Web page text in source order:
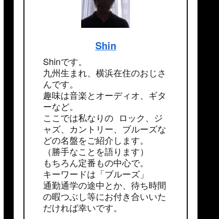
Shin
Shinです。
九州生まれ、横浜在住のおじさ
んです。
趣味は音楽とオーディオ、ギタ
ーなど。
ここでは私なりの ロック、ジ
ャズ、カントリー、ブルーズな
どの名盤をご紹介します。
（勝手なことを語ります）
もちろん定番もの中心で。
キーワードは「ブルーズ」
通勤通学の途中とか、待ち時間
の暇つぶし等にお付き合いいた
だければ幸いです。